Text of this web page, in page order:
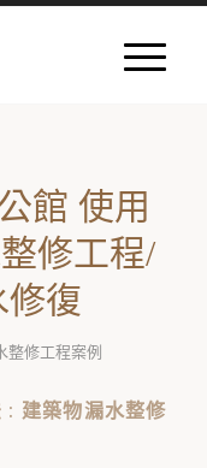
館 使用
修工程/
修復
整修工程案例
建築物漏水整修